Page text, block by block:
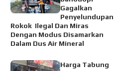
Gagalkan
Penyelundupan
Rokok Ilegal Dan Miras
Dengan Modus Disamarkan
Dalam Dus Air Mineral
Harga Tabung